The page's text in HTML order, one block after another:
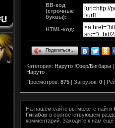
BB-код
(строчные
буквы):
HTML-код:
Поделиться…
Категория: Наруто Юзер/Бигбары |
Наруто
Просмотров: 875 | Загрузок: 0 |
На нашем сайте вы можете найти
Гигабар в соответствующем
комментарий. Заходите к нам ещё